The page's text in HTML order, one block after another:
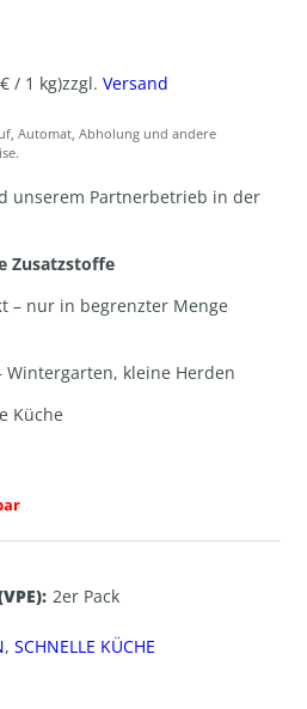
€ / 1 kg)zzgl.Versand
Automat, Abholung und andere
unserem Partnerbetrieb in der
Zusatzstoffe
t – nur in begrenzter Menge
Wintergarten, kleine Herden
Küche
2er Pack
,SCHNELLE KÜCHE